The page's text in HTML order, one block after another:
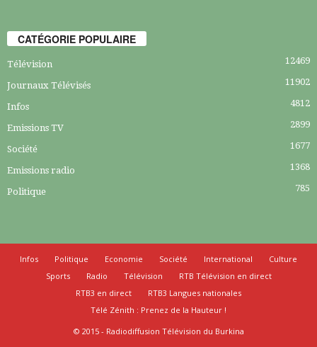
CATÉGORIE POPULAIRE
Télévision 12469
Journaux Télévisés 11902
Infos 4812
Emissions TV 2899
Société 1677
Emissions radio 1368
Politique 785
Infos Politique Economie Société International
Culture
Sports
Radio Télévision
RTB Télévision en direct
RTB3 en direct
RTB3 Langues nationales
Télé Zénith : Prenez de la Hauteur !
© 2015 - Radiodiffusion Télévision du Burkina